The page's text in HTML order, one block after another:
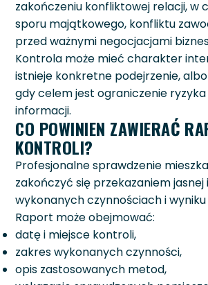
zakończeniu konfliktowej relacji, w
sporu majątkowego, konfliktu
przed ważnymi negocjacjami
Kontrola może mieć charakter
istnieje konkretne podejrzenie,
gdy celem jest ograniczenie
informacji.
CO POWINIEN ZAWIERAĆ
KONTROLI?
Profesjonalne sprawdzenie
zakończyć się przekazaniem
wykonanych czynnościach i
Raport może obejmować:
datę i miejsce kontroli,
zakres wykonanych czynności,
opis zastosowanych metod,